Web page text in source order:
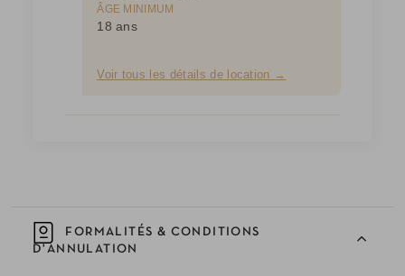
ÂGE MINIMUM
18 ans
Voir tous les détails de location →
FORMALITÉS & CONDITIONS
D'ANNULATION